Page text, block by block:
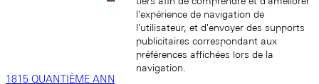
1815 QUANTIÈME ANNUEL
l'expérience de navigation de
l'utilisateur, et d'envoyer des supports
publicitaires correspondant aux
préférences affichées lors de la
navigation.